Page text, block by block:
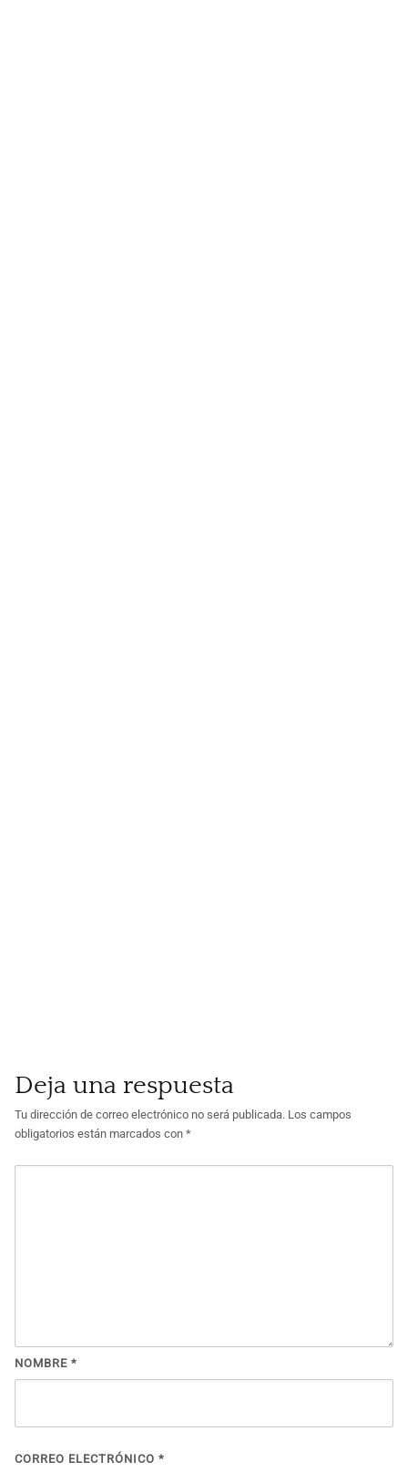
Deja una respuesta
Tu dirección de correo electrónico no será publicada. Los campos
obligatorios están marcados con *
NOMBRE *
CORREO ELECTRÓNICO *